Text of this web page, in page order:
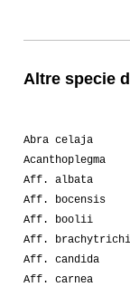
Altre specie
Abra celaja
Acanthoplegma
Aff. albata
Aff. bocensis
Aff. boolii
Aff.
Aff. candida
Aff. carnea